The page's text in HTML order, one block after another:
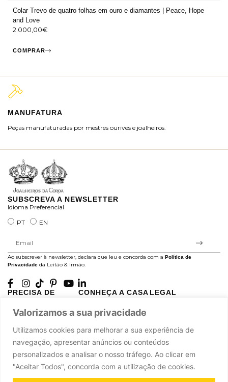
Valorizamos a sua privacidade
Utilizamos cookies para melhorar a sua experiência de
navegação, apresentar anúncios ou conteúdos
personalizados e analisar o nosso tráfego. Ao clicar em
"Aceitar Todos", concorda com a utilização de cookies.
Colar Trevo de quatro folhas em ouro e diamantes | Peace, Hope
and Love
2.000,00€
COMPRAR
MANUFATURA
Peças manufaturadas por mestres ourives e joalheiros.
SUBSCREVA A NEWSLETTER
Idioma Preferencial
PT
EN
Ao subscrever à newsletter, declara que leu e concorda com a Política de
Privacidade da Leitão & Irmão.
PRECISA DE
A minha conta
Contacte-nos
CONHEÇA A CASA
História
LEGAL
Termos e Condições
Livro de Reclamações